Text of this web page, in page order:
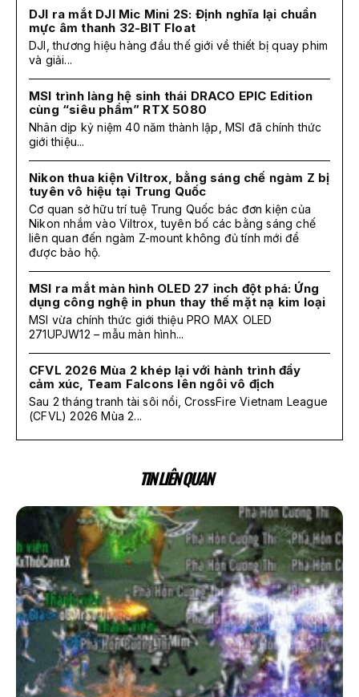
DJI ra mắt DJI Mic Mini 2S: Định nghĩa lại chuẩn
mực âm thanh 32-BIT Float
DJI, thương hiệu hàng đầu thế giới về thiết bị quay phim
và giải...
MSI trình làng hệ sinh thái DRACO EPIC Edition
cùng “siêu phẩm” RTX 5080
Nhân dịp kỷ niệm 40 năm thành lập, MSI đã chính thức
giới thiệu...
Nikon thua kiện Viltrox, bằng sáng chế ngàm Z bị
tuyên vô hiệu tại Trung Quốc
Cơ quan sở hữu trí tuệ Trung Quốc bác đơn kiện của
Nikon nhắm vào Viltrox, tuyên bố các bằng sáng chế
liên quan đến ngàm Z-mount không đủ tính mới để
được bảo hộ.
MSI ra mắt màn hình OLED 27 inch đột phá: Ứng
dụng công nghệ in phun thay thế mặt nạ kim loại
MSI vừa chính thức giới thiệu PRO MAX OLED
271UPJW12 – mẫu màn hình...
CFVL 2026 Mùa 2 khép lại với hành trình đầy
cảm xúc, Team Falcons lên ngôi vô địch
Sau 2 tháng tranh tài sôi nổi, CrossFire Vietnam League
(CFVL) 2026 Mùa 2...
TIN LIÊN QUAN